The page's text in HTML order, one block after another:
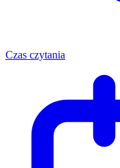
Czas czytania